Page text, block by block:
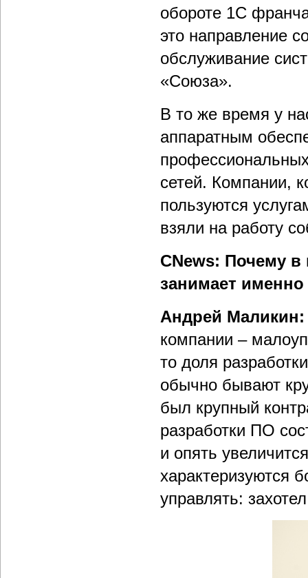
обороте 1С
это направление
обслуживание
«Союза».
В то же время у
аппаратным
сетей. Компании,
пользуются
взяли на работу
CNews: Почему
занимает
Андрей Маликин:
компании –
то доля
обычно бывают
был крупный
разработки ПО
и опять
характеризуются
управлять: